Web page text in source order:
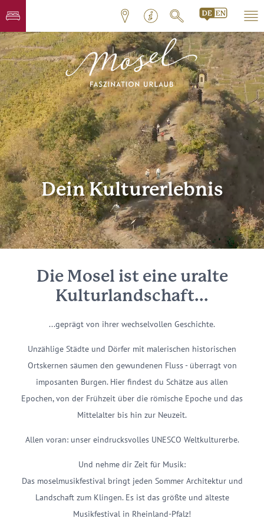
Dein Kulturerlebnis
Die Mosel ist eine uralte
Kulturlandschaft...
...geprägt von ihrer wechselvollen Geschichte.
Unzählige Städte und Dörfer mit malerischen historischen
Ortskernen säumen den gewundenen Fluss - überragt von
imposanten Burgen. Hier findest du Schätze aus allen
Epochen, von der Frühzeit über die römische Epoche und das
Mittelalter bis hin zur Neuzeit.
Allen voran: unser eindrucksvolles UNESCO Weltkulturerbe.
Und nehme dir Zeit für Musik:
Das moselmusikfestival bringt jeden Sommer Architektur und
Landschaft zum Klingen. Es ist das größte und älteste
Musikfestival in Rheinland-Pfalz!